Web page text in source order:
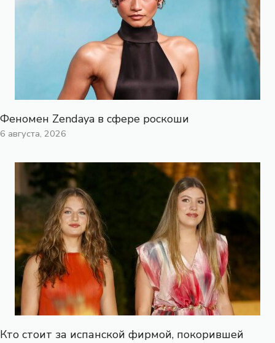
Феномен Zendaya в сфере роскоши
6 августа, 2026
Кто стоит за испанской фирмой, покорившей